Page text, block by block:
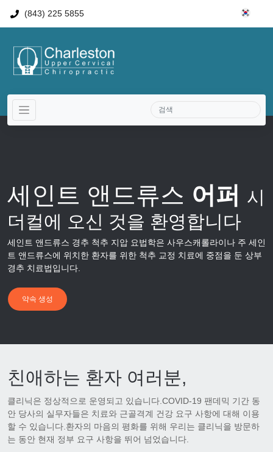
(843) 225 5855
세인트 앤드류스 어퍼 시
더컬에 오신 것을 환영합니다
세인트 앤드류스 경추 척추 지압 요법학은 사우스캐롤라이나 주 세인
트 앤드류스에 위치한 환자를 위한 척추 교정 치료에 중점을 둔 상부
경추 치료법입니다.
약속 생성
친애하는 환자 여러분,
클리닉은 정상적으로 운영되고 있습니다.COVID-19 팬데믹 기간 동
안 당사의 실무자들은 치료와 근골격계 건강 요구 사항에 대해 이용
할 수 있습니다.환자의 마음의 평화를 위해 우리는 클리닉을 방문하
는 동안 현재 정부 요구 사항을 뛰어 넘었습니다.